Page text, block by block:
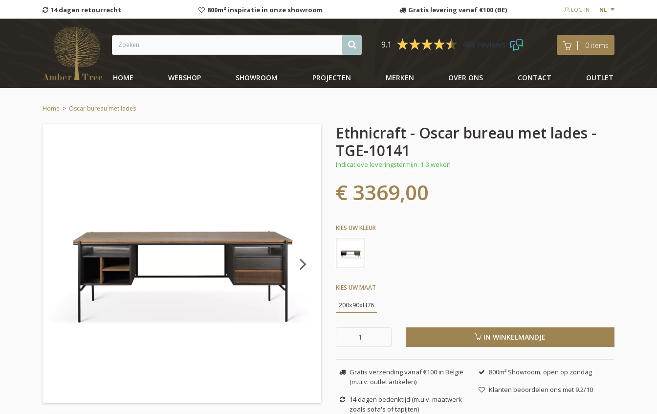
14 dagen retourrecht 800m² inspiratie in onze showroom Gratis levering vanaf €100 (BE) LOG IN NL
9.1 485 reviews 0 items
HOME WEBSHOP SHOWROOM PROJECTEN MERKEN OVER ONS CONTACT OUTLET
Home > Oscar bureau met lades
Ethnicraft - Oscar bureau met lades -
TGE-10141
Indicatieve leveringstermijn: 1-3 weken
€ 3369,00
KIES UW KLEUR
KIES UW MAAT
200x90xH76
IN WINKELMANDJE
Gratis verzending vanaf €100 in België
(m.u.v. outlet artikelen)
14 dagen bedenktijd (m.u.v. maatwerk
zoals sofa's of tapijten)
800m² Showroom, open op zondag
Klanten beoordelen ons met 9.2/10